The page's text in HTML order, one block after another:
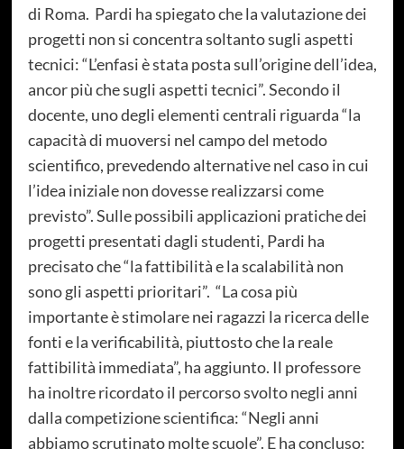
di Roma. Pardi ha spiegato che la valutazione dei
progetti non si concentra soltanto sugli aspetti
tecnici: “L’enfasi è stata posta sull’origine dell’idea,
ancor più che sugli aspetti tecnici”. Secondo il
docente, uno degli elementi centrali riguarda “la
capacità di muoversi nel campo del metodo
scientifico, prevedendo alternative nel caso in cui
l’idea iniziale non dovesse realizzarsi come
previsto”. Sulle possibili applicazioni pratiche dei
progetti presentati dagli studenti, Pardi ha
precisato che “la fattibilità e la scalabilità non
sono gli aspetti prioritari”. “La cosa più
importante è stimolare nei ragazzi la ricerca delle
fonti e la verificabilità, piuttosto che la reale
fattibilità immediata”, ha aggiunto. Il professore
ha inoltre ricordato il percorso svolto negli anni
dalla competizione scientifica: “Negli anni
abbiamo scrutinato molte scuole”. E ha concluso: